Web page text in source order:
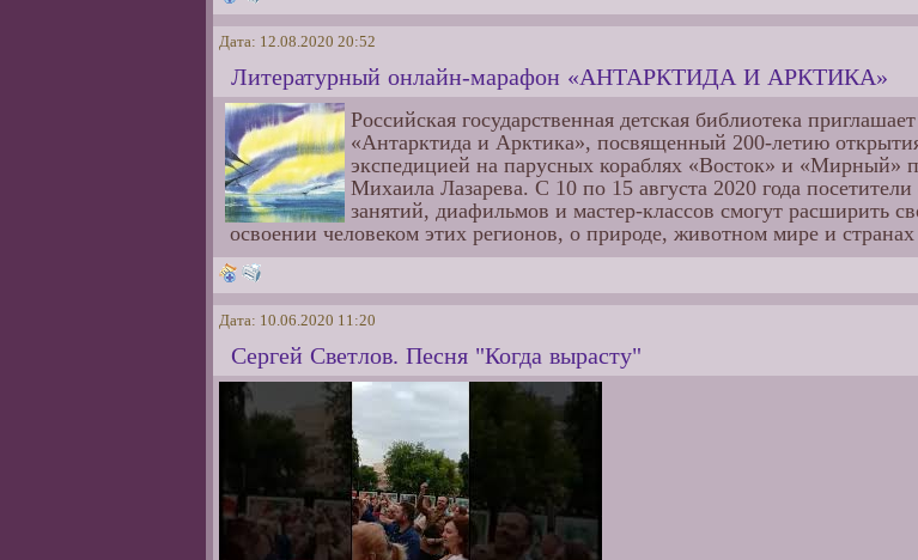
Дата: 12.08.2020 20:52
Литературный онлайн-марафон «АНТАРКТИДА И АРКТИКА»
Российская государственная детская библиотека
«Антарктида и Арктика», посвященный 200-летию
экспедицией на парусных кораблях «Восток» и «Мирный»
Михаила Лазарева. С 10 по 15 августа 2020 года
занятий, диафильмов и мастер-классов смогут расширить
освоении человеком этих регионов, о природе, животном мире и
Дата: 10.06.2020 11:20
Сергей Светлов. Песня "Когда вырасту"